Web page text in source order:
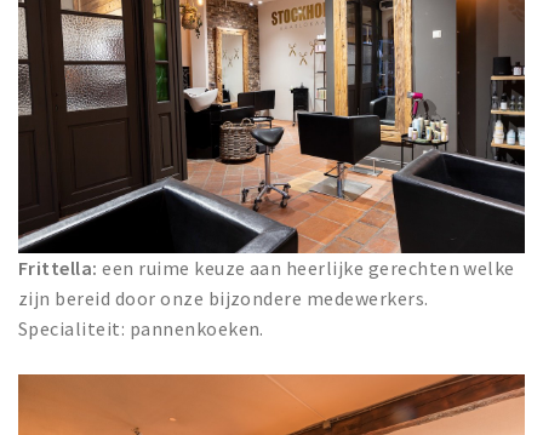
Frittella: een ruime keuze aan heerlijke gerechten welke
zijn bereid door onze bijzondere medewerkers.
Specialiteit: pannenkoeken.